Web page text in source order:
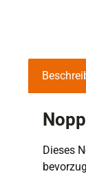
Dieses